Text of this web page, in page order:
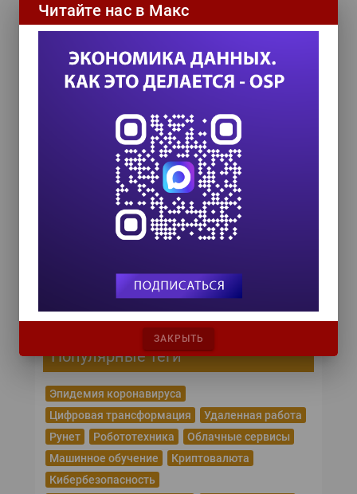
ИТ-календарь
8 сентября 2026
TEAM LEAD TODAY 2026
10 сентября 2026
Форум ProcessTech
18 сентября 2026
HR TECH + ИИ ТРАНСФОРМАЦИЯ 2026
8 октября 2026
Популярные теги
Эпидемия коронавируса
Цифровая трансформация
Удаленная работа
Рунет
Робототехника
Облачные сервисы
Машинное обучение
Криптовалюта
Кибербезопасность
Читайте нас в Макс
ЗАКРЫТЬ